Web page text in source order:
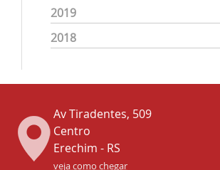
2019
2018
Av Tiradentes, 509
Centro
Erechim - RS
veja como chegar